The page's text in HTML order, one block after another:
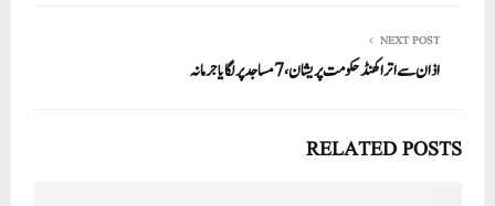
NEXT POST
اذان سے اتراکھنڈ حکومت پریشان، 7مساجد پر لگایا جرمانہ
RELATED POSTS